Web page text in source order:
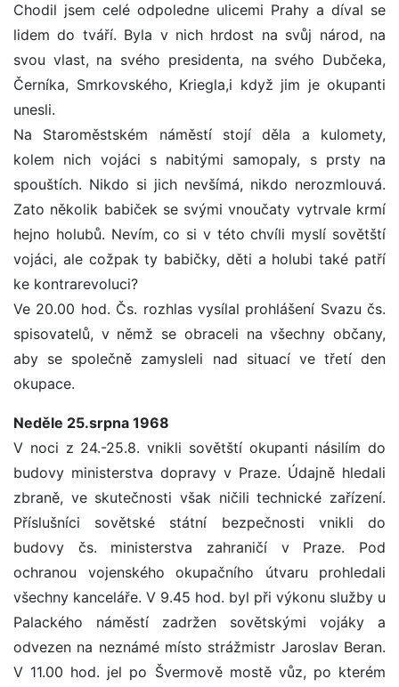
Chodil jsem celé odpoledne ulicemi Prahy a díval se
lidem do tváří. Byla v nich hrdost na svůj národ, na
svou vlast, na svého presidenta, na svého Dubčeka,
Černíka, Smrkovského, Kriegla,i když jim je okupanti
unesli.
Na Staroměstském náměstí stojí děla a kulomety,
kolem nich vojáci s nabitými samopaly, s prsty na
spouštích. Nikdo si jich nevšímá, nikdo nerozmlouvá.
Zato několik babiček se svými vnoučaty vytrvale krmí
hejno holubů. Nevím, co si v této chvíli myslí sovětští
vojáci, ale cožpak ty babičky, děti a holubi také patří
ke kontrarevoluci?
Ve 20.00 hod. Čs. rozhlas vysílal prohlášení Svazu čs.
spisovatelů, v němž se obraceli na všechny občany,
aby se společně zamysleli nad situací ve třetí den
okupace.
Neděle 25.srpna 1968
V noci z 24.-25.8. vnikli sovětští okupanti násilím do
budovy ministerstva dopravy v Praze. Údajně hledali
zbraně, ve skutečnosti však ničili technické zařízení.
Příslušníci sovětské státní bezpečnosti vnikli do
budovy čs. ministerstva zahraničí v Praze. Pod
ochranou vojenského okupačního útvaru prohledali
všechny kanceláře. V 9.45 hod. byl při výkonu služby u
Palackého náměstí zadržen sovětskými vojáky a
odvezen na neznámé místo strážmistr Jaroslav Beran.
V 11.00 hod. jel po Švermově mostě vůz, po kterém